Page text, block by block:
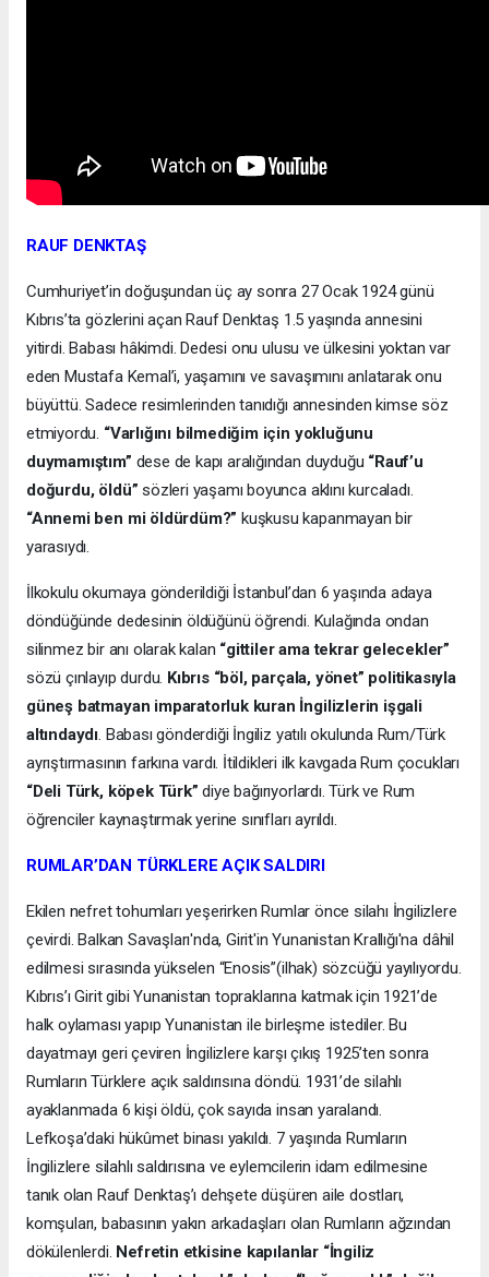
RAUF DENKTAŞ
Cumhuriyet’in doğuşundan üç ay sonra 27 Ocak 1924 günü
Kıbrıs’ta gözlerini açan Rauf Denktaş 1.5 yaşında annesini
yitirdi. Babası hâkimdi. Dedesi onu ulusu ve ülkesini yoktan var
eden Mustafa Kemal’i, yaşamını ve savaşımını anlatarak onu
büyüttü. Sadece resimlerinden tanıdığı annesinden kimse söz
etmiyordu. “Varlığını bilmediğim için yokluğunu
duymamıştım” dese de kapı aralığından duyduğu “Rauf’u
doğurdu, öldü” sözleri yaşamı boyunca aklını kurcaladı.
“Annemi ben mi öldürdüm?”kuşkusu kapanmayan bir
yarasıydı.
İlkokulu okumaya gönderildiği İstanbul’dan 6 yaşında adaya
döndüğünde dedesinin öldüğünü öğrendi. Kulağında ondan
silinmez bir anı olarak kalan “gittiler ama tekrar gelecekler”
sözü çınlayıp durdu. Kıbrıs “böl, parçala, yönet” politikasıyla
güneş batmayan imparatorluk kuran İngilizlerin işgali
altındaydı. Babası gönderdiği İngiliz yatılı okulunda Rum/Türk
ayrıştırmasının farkına vardı. İtildikleri ilk kavgada Rum çocukları
“Deli Türk, köpek Türk” diye bağırıyorlardı. Türk ve Rum
öğrenciler kaynaştırmak yerine sınıfları ayrıldı.
RUMLAR’DAN TÜRKLERE AÇIK SALDIRI
Ekilen nefret tohumları yeşerirken Rumlar önce silahı İngilizlere
çevirdi. Balkan Savaşları'nda, Girit'in Yunanistan Krallığı'na dâhil
edilmesi sırasında yükselen “Enosis”(ilhak) sözcüğü yayılıyordu.
Kıbrıs’ı Girit gibi Yunanistan topraklarına katmak için 1921’de
halk oylaması yapıp Yunanistan ile birleşme istediler. Bu
dayatmayı geri çeviren İngilizlere karşı çıkış 1925’ten sonra
Rumların Türklere açık saldırısına döndü. 1931’de silahlı
ayaklanmada 6 kişi öldü, çok sayıda insan yaralandı.
Lefkoşa’daki hükûmet binası yakıldı. 7 yaşında Rumların
İngilizlere silahlı saldırısına ve eylemcilerin idam edilmesine
tanık olan Rauf Denktaş’ı dehşete düşüren aile dostları,
komşuları, babasının yakın arkadaşları olan Rumların ağzından
dökülenlerdi. Nefretin etkisine kapılanlar “İngiliz